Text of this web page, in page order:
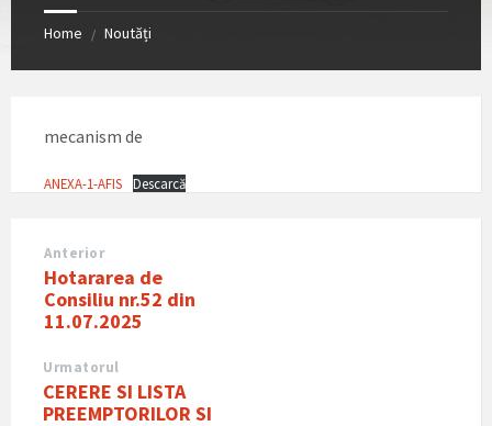
Home / Noutăți
mecanism de
ANEXA-1-AFIS Descarcă
Anterior
Hotararea de
Consiliu nr.52 din
11.07.2025
Urmatorul
CERERE SI LISTA
PREEMPTORILOR SI